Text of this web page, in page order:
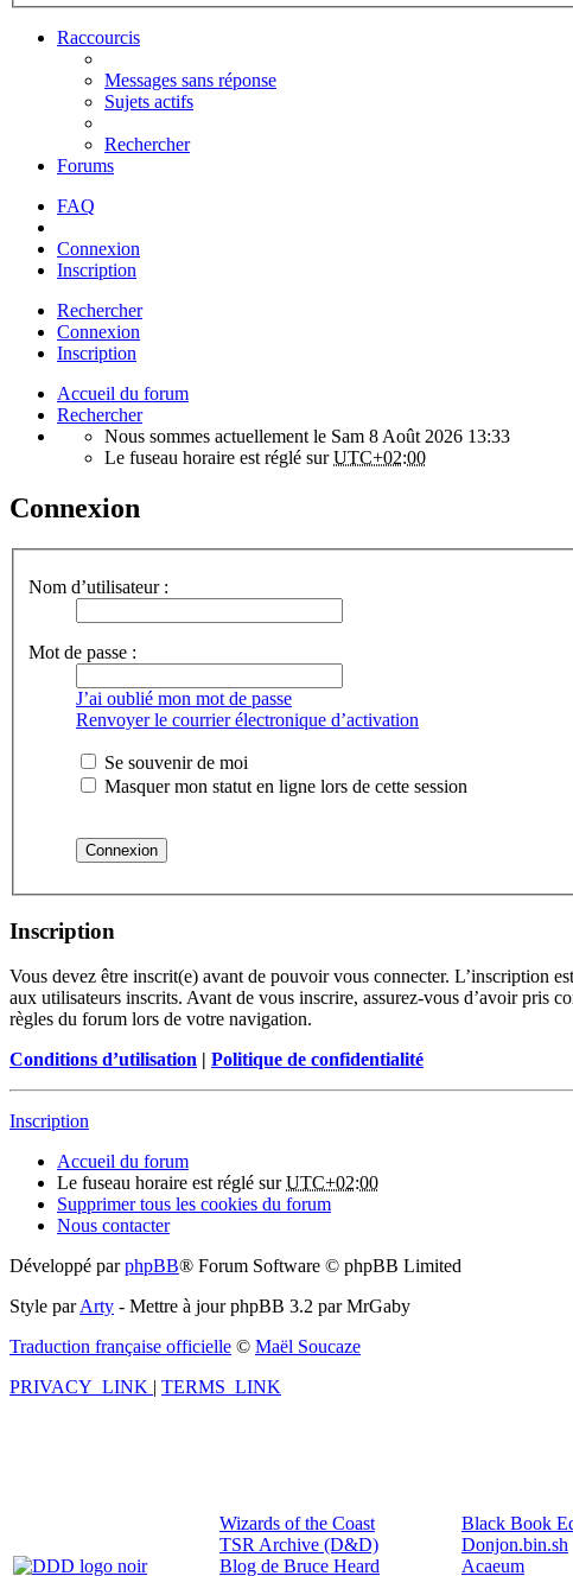
Raccourcis
Messages sans réponse
Sujets actifs
Rechercher
Forums
FAQ
Connexion
Inscription
Rechercher
Connexion
Inscription
Accueil du forum
Rechercher
Nous sommes actuellement le Sam 8 Août 2026 13:33
Le fuseau horaire est réglé surUTC+02:00
Connexion
Nom d’utilisateur :
Mot de passe :
J’ai oublié mon mot de passe
Renvoyer le courrier électronique d’activation
Se souvenir de moi
Masquer mon statut en ligne lors de cette session
Inscription
Vous devez être inscrit(e) avant de pouvoir vous connecter. L’inscription
aux utilisateurs inscrits. Avant de vous inscrire, assurez-vous d’avoir pris
règles du forum lors de votre navigation.
Conditions d’utilisation | Politique de confidentialité
Inscription
Accueil du forum
Le fuseau horaire est réglé surUTC+02:00
Supprimer tous les cookies du forum
Nous contacter
Développé parphpBB® Forum Software © phpBB Limited
Style parArty - Mettre à jour phpBB 3.2 par MrGaby
Traduction française officielle © Maël Soucaze
PRIVACY_LINK | TERMS_LINK
Wizards of the Coast
TSR Archive (D&D)
Blog de Bruce Heard
Black Book
Donjon.bin.sh
Acaeum